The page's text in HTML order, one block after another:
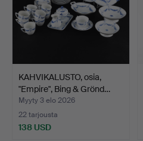
KAHVIKALUSTO, osia,
"Empire", Bing & Grönd…
Myyty 3 elo 2026
22 tarjousta
138 USD